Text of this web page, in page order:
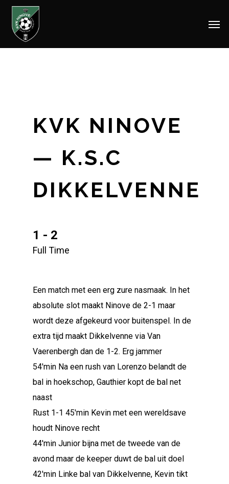
Skip
KVK NINOVE
— K.S.C
DIKKELVENNE
1 - 2
Full Time
Een match met een erg zure nasmaak. In het
absolute slot maakt Ninove de 2-1 maar
wordt deze afgekeurd voor buitenspel. In de
extra tijd maakt Dikkelvenne via Van
Vaerenbergh dan de 1-2. Erg jammer
54'min Na een rush van Lorenzo belandt de
bal in hoekschop, Gauthier kopt de bal net
naast
Rust 1-1 45'min Kevin met een wereldsave
houdt Ninove recht
44'min Junior bijna met de tweede van de
avond maar de keeper duwt de bal uit doel
42'min Linke bal van Dikkelvenne, Kevin tikt